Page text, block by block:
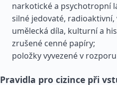
narkotické a psychotropní
silné jedovaté, radioaktivní,
umělecká díla, kulturní a
zrušené cenné papíry;
položky vyvezené v
Pravidla pro cizince při